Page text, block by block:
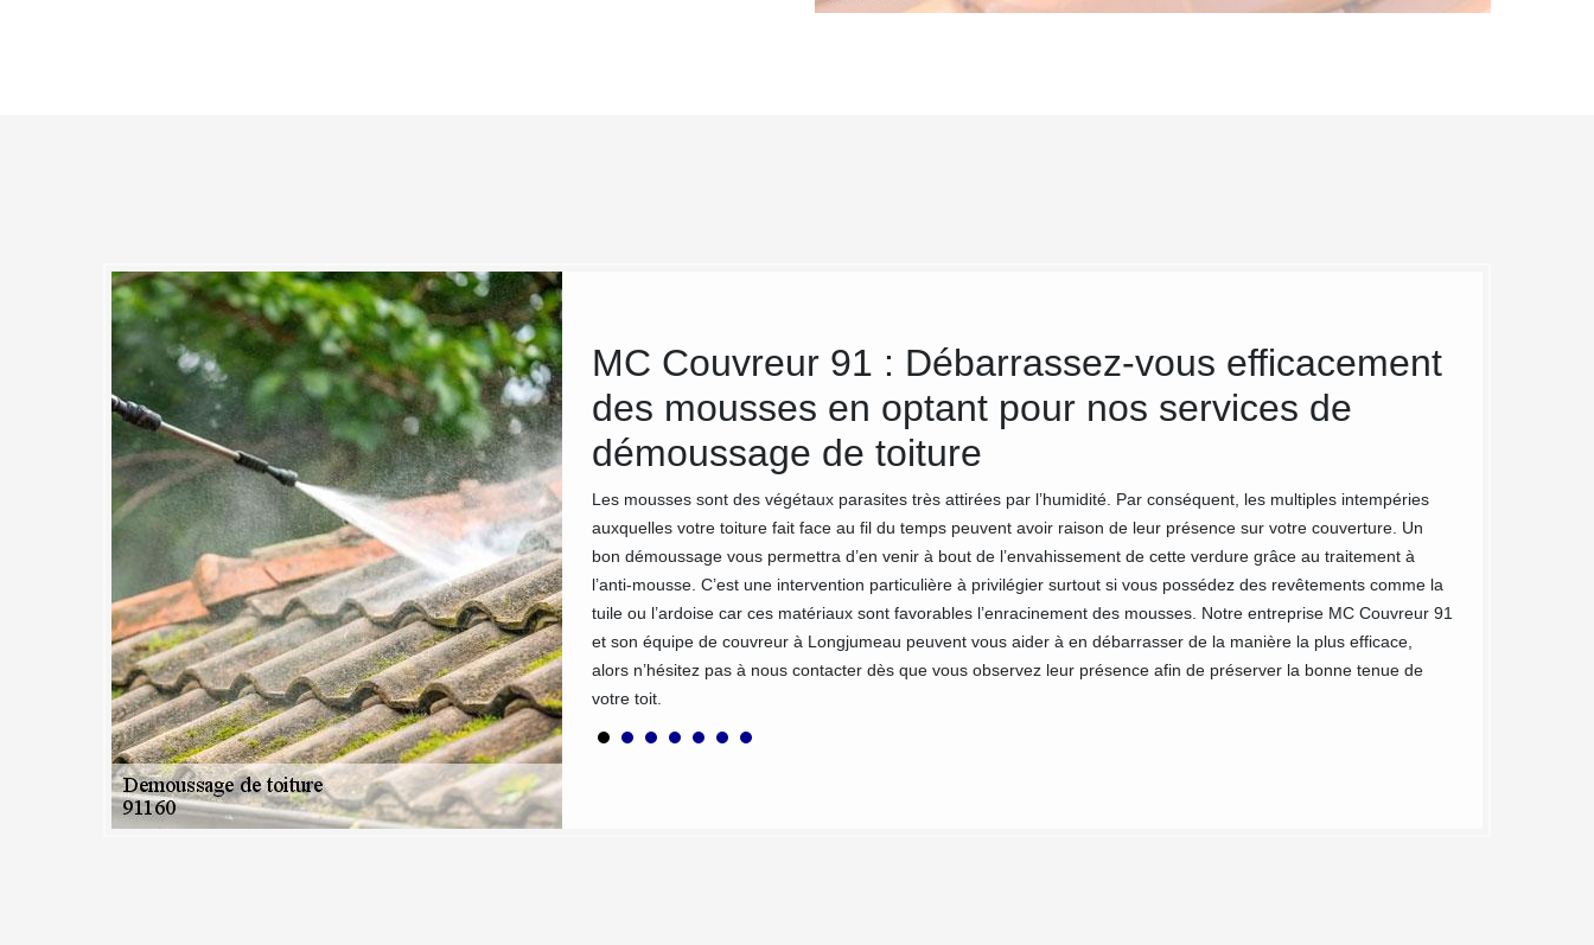
à Longjumeau et dans tout
91 effectue le diagnostic
tout d’abord de vérifier son état. Pour cela MC Couvreur 91 effectue
de déterminer la meilleure façon de débarrasser votre toit des mousses.
ne sont pas tous les mêmes, il est nécessaire d’adapter la technique de
en fonction du revêtement à travailler. Notre entreprise MC Couvreur 91 à
solution pour vous si votre toiture a besoin d’être débarrassé des mousses.
sur tous types de matériau de toiture tout en évitant d’affecter leur
MC Couvreur 91 : Débarrassez-vous efficacement
des mousses en optant pour nos services de
démoussage de toiture
Les mousses sont des végétaux parasites très attirées par l’humidité. Par conséquent, les multiples intempéries
auxquelles votre toiture fait face au fil du temps peuvent avoir raison de leur présence sur votre couverture. Un
bon démoussage vous permettra d’en venir à bout de l’envahissement de cette verdure grâce au traitement à
l’anti-mousse. C’est une intervention particulière à privilégier surtout si vous possédez des revêtements comme la
tuile ou l’ardoise car ces matériaux sont favorables l’enracinement des mousses. Notre entreprise MC Couvreur 91
et son équipe de couvreur à Longjumeau peuvent vous aider à en débarrasser de la manière la plus efficace,
alors n’hésitez pas à nous contacter dès que vous observez leur présence afin de préserver la bonne tenue de
votre toit.